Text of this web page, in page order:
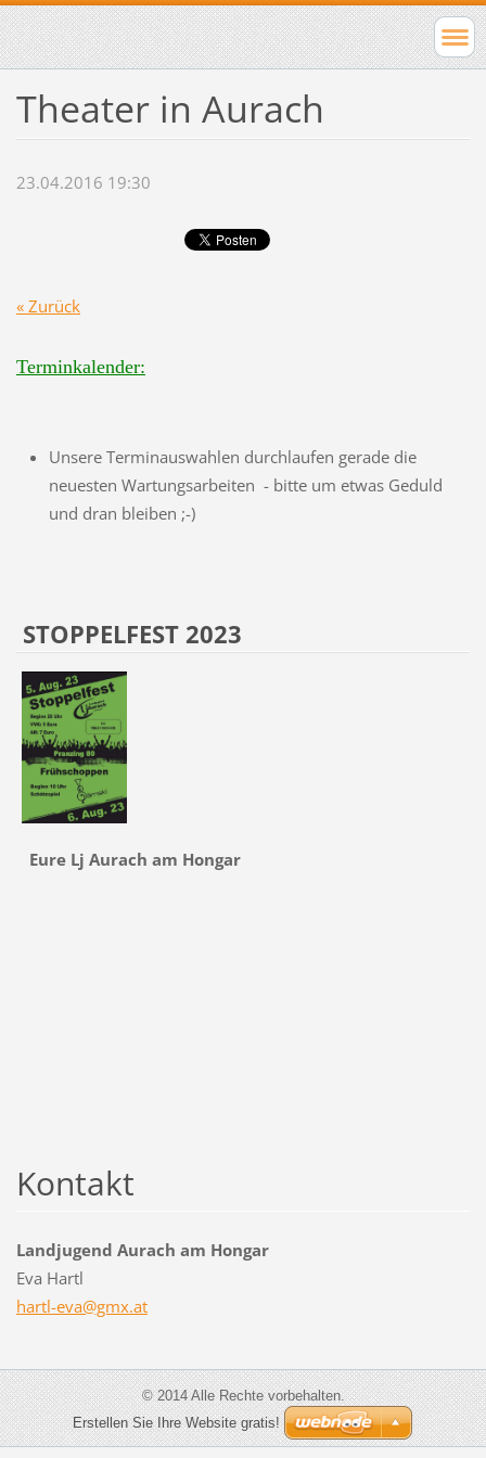
Theater in Aurach
23.04.2016 19:30
« Zurück
Terminkalender:
Unsere Terminauswahlen durchlaufen gerade die
neuesten Wartungsarbeiten - bitte um etwas Geduld
und dran bleiben ;-)
STOPPELFEST 2023
Eure Lj Aurach am Hongar
Kontakt
Landjugend Aurach am Hongar
Eva Hartl
hartl-eva@gmx.at
© 2014 Alle Rechte vorbehalten.
Erstellen Sie Ihre Website gratis!